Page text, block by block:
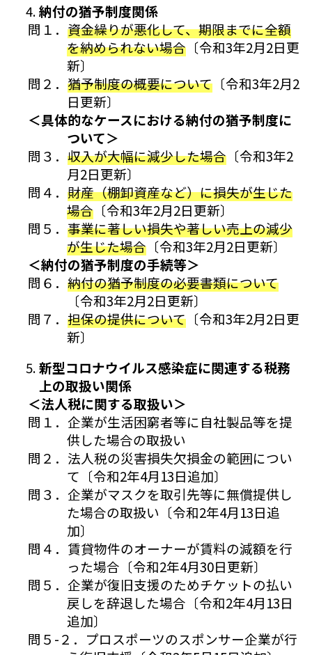
納付の猶予制度関係
問１． 資金繰りが悪化して、期限までに全額
を納められない場合 〔令和3年2月2日更
新〕
問２． 猶予制度の概要について〔令和3年2月2
日更新〕
＜具体的なケースにおける納付の猶予制度に
ついて＞
問３． 収入が大幅に減少した場合〔令和3年2
月2日更新〕
問４． 財産（棚卸資産など）に損失が生じた
場合 〔令和3年2月2日更新〕
問５． 事業に著しい損失や著しい売上の減少
が生じた場合 〔令和3年2月2日更新〕
＜納付の猶予制度の手続等＞
問６． 納付の猶予制度の必要書類について
〔令和3年2月2日更新〕
問７． 担保の提供について〔令和3年2月2日更
新〕
新型コロナウイルス感染症に関連する税務
上の取扱い関係
＜法人税に関する取扱い＞
問１．企業が生活困窮者等に自社製品等を提
供した場合の取扱い
問２．法人税の災害損失欠損金の範囲につい
て〔令和2年4月13日追加〕
問３．企業がマスクを取引先等に無償提供し
た場合の取扱い〔令和2年4月13日追
加〕
問４．賃貸物件のオーナーが賃料の減額を行
った場合〔令和2年4月30日更新〕
問５．企業が復旧支援のためチケットの払い
戻しを辞退した場合〔令和2年4月13日
追加〕
問５-２．プロスポーツのスポンサー企業が行